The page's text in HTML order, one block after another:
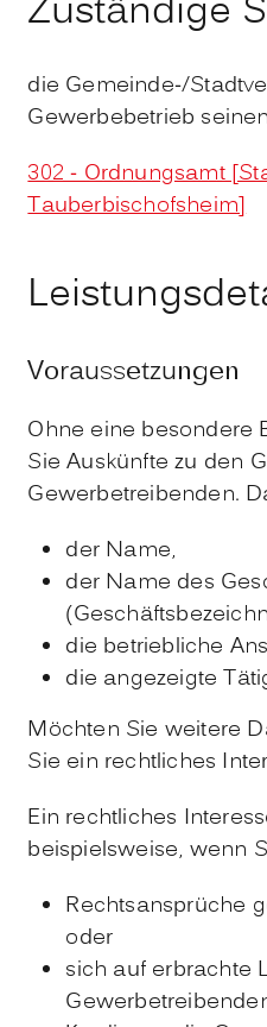
Zuständige
die Gemeinde-/
Gewerbebetrieb
302 - Ordnungsamt
Tauberbischofsheim]
Voraussetzungen
Ohne eine besondere
Sie Auskünfte zu den
Gewerbetreibenden.
der Name,
der Name des
die betriebliche
die angezeigte
Möchten Sie weitere
Sie ein rechtliches
Ein rechtliches
beispielsweise, wenn
Rechtsansprüche
oder
sich auf erbrachte
Gewerbetrei